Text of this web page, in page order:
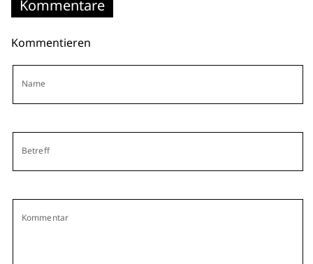
Kommentare
Kommentieren
Name
Betreff
Kommentar